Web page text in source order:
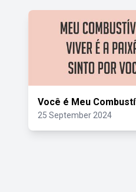
Você é Meu
25 September 2024